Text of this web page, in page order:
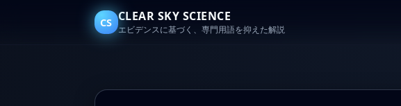
CS CLEAR SKY SCIENCE
エビデンスに基づく、専門用語を抑えた解説